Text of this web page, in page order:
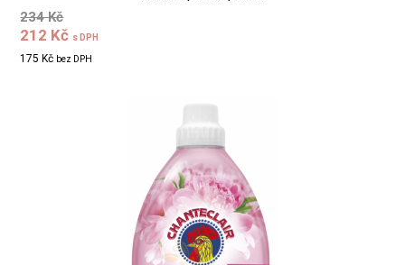
234 Kč
212 Kč s DPH
175 Kč bez DPH